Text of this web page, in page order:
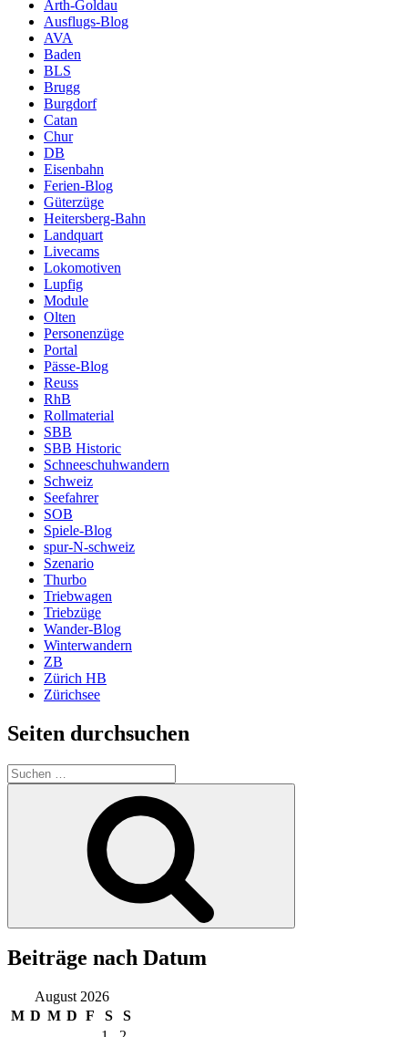
Arth-Goldau
Ausflugs-Blog
AVA
Baden
BLS
Brugg
Burgdorf
Catan
Chur
DB
Eisenbahn
Ferien-Blog
Güterzüge
Heitersberg-Bahn
Landquart
Livecams
Lokomotiven
Lupfig
Module
Olten
Personenzüge
Portal
Pässe-Blog
Reuss
RhB
Rollmaterial
SBB
SBB Historic
Schneeschuhwandern
Schweiz
Seefahrer
SOB
Spiele-Blog
spur-N-schweiz
Szenario
Thurbo
Triebwagen
Triebzüge
Wander-Blog
Winterwandern
ZB
Zürich HB
Zürichsee
Seiten durchsuchen
Suchen
nach:
Beiträge nach Datum
August 2026
M D M D F S
S